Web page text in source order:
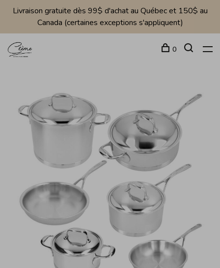
Livraison gratuite dès 99$ d'achat au Québec et 150$ au
Canada (certaines exceptions s'appliquent)
0